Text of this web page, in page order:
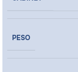
PESO